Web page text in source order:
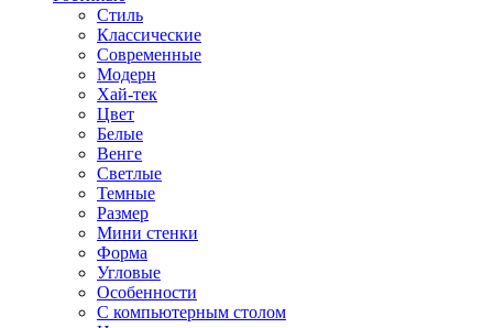
Стиль
Классические
Современные
Модерн
Хай-тек
Цвет
Белые
Венге
Светлые
Темные
Размер
Мини стенки
Форма
Угловые
Особенности
С компьютерным столом